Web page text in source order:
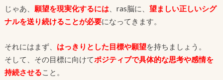
じゃあ、 願望を現実化するには、ras脳に、 望ましい正しいシグ
ナルを送り続けることが必要になってきます。
それにはまず、 はっきりとした目標や願望を持ちましょう。
そして、その目標に向けてポジティブで具体的な思考や感情を
持続させること。